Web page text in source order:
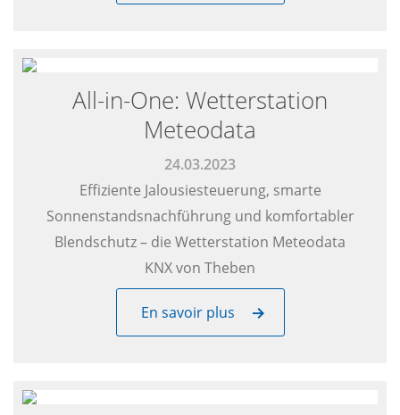
All-in-One: Wetterstation
Meteodata
24.03.2023
Effiziente Jalousiesteuerung, smarte
Sonnenstandsnachführung und komfortabler
Blendschutz – die Wetterstation Meteodata
KNX von Theben
En savoir plus